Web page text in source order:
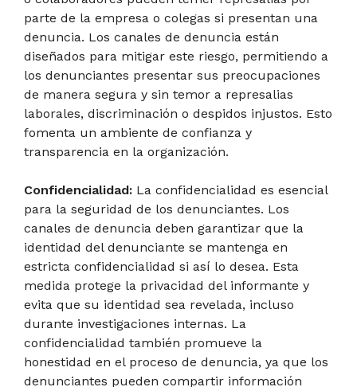
parte de la empresa o colegas si presentan una
denuncia. Los canales de denuncia están
diseñados para mitigar este riesgo, permitiendo a
los denunciantes presentar sus preocupaciones
de manera segura y sin temor a represalias
laborales, discriminación o despidos injustos. Esto
fomenta un ambiente de confianza y
transparencia en la organización.
Confidencialidad: La confidencialidad es esencial
para la seguridad de los denunciantes. Los
canales de denuncia deben garantizar que la
identidad del denunciante se mantenga en
estricta confidencialidad si así lo desea. Esta
medida protege la privacidad del informante y
evita que su identidad sea revelada, incluso
durante investigaciones internas. La
confidencialidad también promueve la
honestidad en el proceso de denuncia, ya que los
denunciantes pueden compartir información